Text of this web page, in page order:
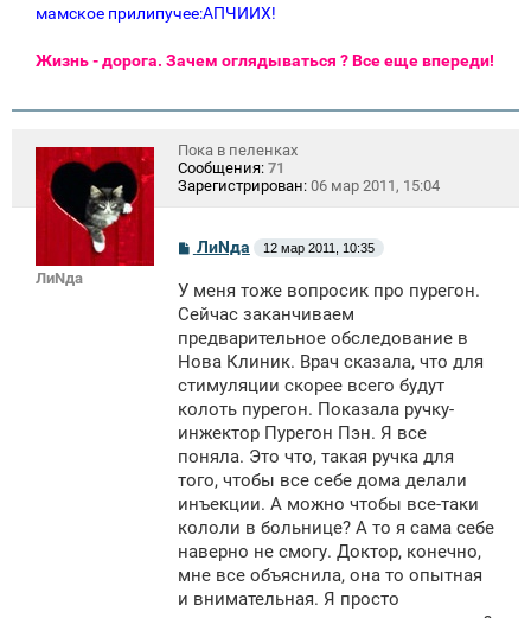
мамское прилипучее:АПЧИИХ!
Жизнь - дорога. Зачем оглядываться ? Все еще впереди!
ЛиNда
Пока в пеленках
Сообщения: 71
Зарегистрирован: 06 мар 2011, 15:04
С
о
б
щ
н
и
ЛиNда 12 мар 2011, 10:35
У меня тоже вопросик про пурегон.
Сейчас заканчиваем
предварительное обследование в
Нова Клиник. Врач сказала, что для
стимуляции скорее всего будут
колоть пурегон. Показала ручку-
инжектор Пурегон Пэн. Я все
поняла. Это что, такая ручка для
того, чтобы все себе дома делали
инъекции. А можно чтобы все-таки
кололи в больнице? А то я сама себе
наверно не смогу. Доктор, конечно,
мне все объяснила, она то опытная
и внимательная. Я просто